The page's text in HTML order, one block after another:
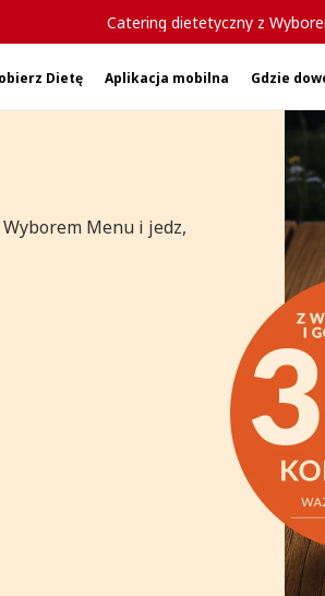
Catering dietetyczny z
Dietę Aplikacja mobilna Gdzie
Menu i jedz,